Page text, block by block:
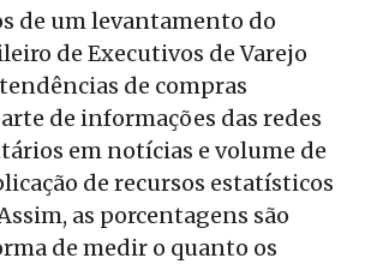
de um levantamento do
de Executivos de Varejo
de compras
de informações das redes
em notícias e volume de
de recursos estatísticos
as porcentagens são
de medir o quanto os